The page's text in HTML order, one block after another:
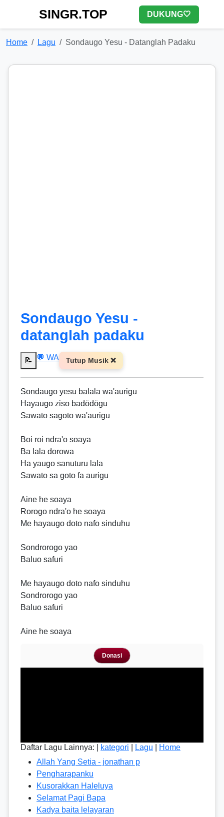
SINGR.TOP DUKUNG🤍
Home Lagu Sondaugo Yesu - Datanglah Padaku
Sondaugo Yesu -
datanglah padaku
📝 💬 WA Tutup Musik ❌
Sondaugo yesu balala wa'aurigu
Hayaugo ziso badödögu
Sawato sagoto wa'aurigu
Boi roi ndra'o soaya
Ba lala dorowa
Ha yaugo sanuturu lala
Sawato sa goto fa aurigu
Aine he soaya
Rorogo ndra'o he soaya
Me hayaugo doto nafo sinduhu
Sondrorogo yao
Baluo safuri
Me hayaugo doto nafo sinduhu
Sondrorogo yao
Baluo safuri
Aine he soaya
Donasi
Daftar Lagu Lainnya: | kategori Lagu
Home
Allah Yang Setia - jonathan p
Pengharapanku
Kusorakkan Haleluya
Selamat Pagi Bapa
Kadya baita lelayaran